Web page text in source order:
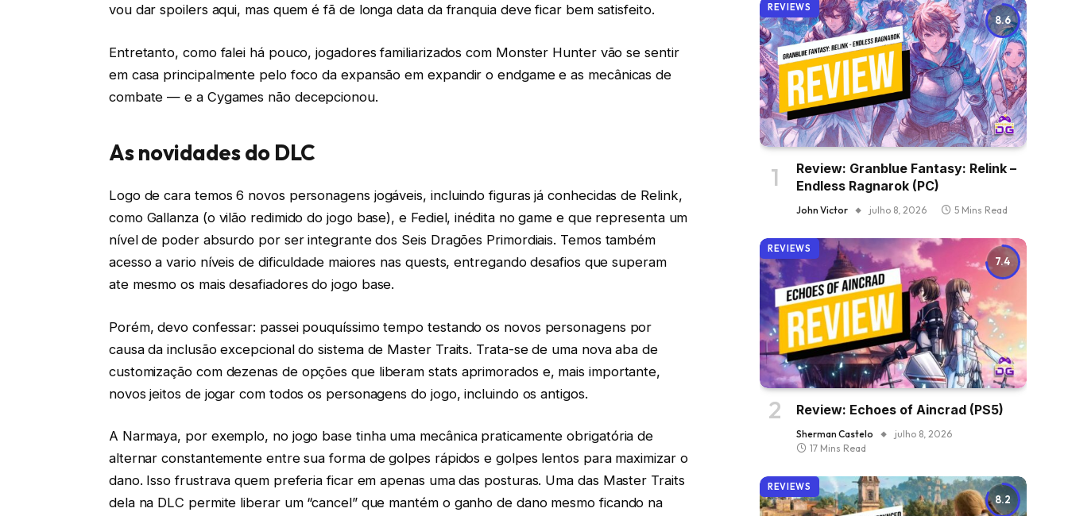
vou dar spoilers aqui, mas quem é fã de longa data da franquia deve ficar bem satisfeito.
Entretanto, como falei há pouco, jogadores familiarizados com Monster Hunter vão se sentir
em casa principalmente pelo foco da expansão em expandir o endgame e as mecânicas de
combate — e a Cygames não decepcionou.
As novidades do DLC
Logo de cara temos 6 novos personagens jogáveis, incluindo figuras já conhecidas de Relink,
como Gallanza (o vilão redimido do jogo base), e Fediel, inédita no game e que representa um
nível de poder absurdo por ser integrante dos Seis Dragões Primordiais. Temos também
acesso a vario níveis de dificuldade maiores nas quests, entregando desafios que superam
ate mesmo os mais desafiadores do jogo base.
Porém, devo confessar: passei pouquíssimo tempo testando os novos personagens por
causa da inclusão excepcional do sistema de Master Traits. Trata-se de uma nova aba de
customização com dezenas de opções que liberam stats aprimorados e, mais importante,
novos jeitos de jogar com todos os personagens do jogo, incluindo os antigos.
A Narmaya, por exemplo, no jogo base tinha uma mecânica praticamente obrigatória de
alternar constantemente entre sua forma de golpes rápidos e golpes lentos para maximizar o
dano. Isso frustrava quem preferia ficar em apenas uma das posturas. Uma das Master Traits
dela na DLC permite liberar um “cancel” que mantém o ganho de dano mesmo ficando na
8.6
REVIEWS
Review: Granblue Fantasy: Relink –
Endless Ragnarok (PC)
John Victor julho 8, 2026 5 Mins Read
7.4
REVIEWS
Review: Echoes of Aincrad (PS5)
Sherman Castelo
julho 8, 2026
17 Mins Read
8.2
REVIEWS